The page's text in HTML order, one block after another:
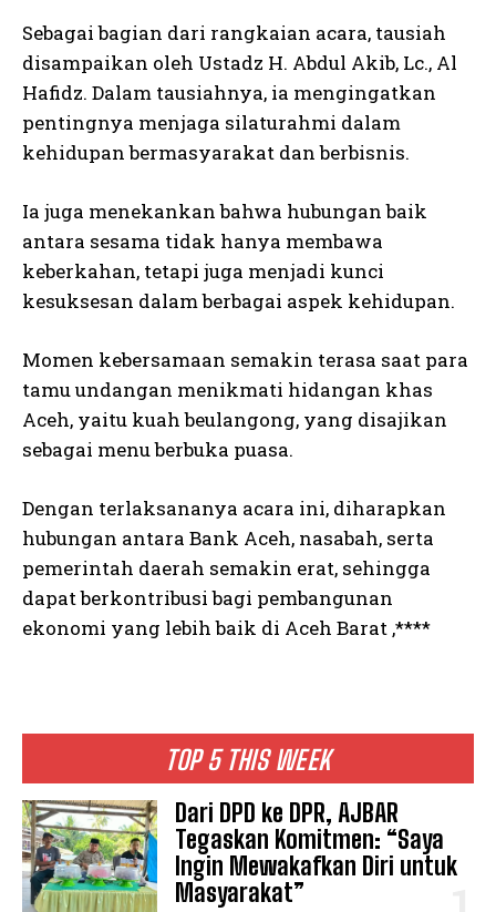
TOP 5 THIS WEEK
Dari DPD ke DPR, AJBAR
Tegaskan Komitmen: “Saya
Ingin Mewakafkan Diri untuk
Masyarakat”
Sebagai bagian dari rangkaian acara, tausiah
disampaikan oleh Ustadz H. Abdul Akib, Lc., Al
Hafidz. Dalam tausiahnya, ia mengingatkan
pentingnya menjaga silaturahmi dalam
kehidupan bermasyarakat dan berbisnis.
Ia juga menekankan bahwa hubungan baik
antara sesama tidak hanya membawa
keberkahan, tetapi juga menjadi kunci
kesuksesan dalam berbagai aspek kehidupan.
Momen kebersamaan semakin terasa saat para
tamu undangan menikmati hidangan khas
Aceh, yaitu kuah beulangong, yang disajikan
sebagai menu berbuka puasa.
Dengan terlaksananya acara ini, diharapkan
hubungan antara Bank Aceh, nasabah, serta
pemerintah daerah semakin erat, sehingga
dapat berkontribusi bagi pembangunan
ekonomi yang lebih baik di Aceh Barat ,****